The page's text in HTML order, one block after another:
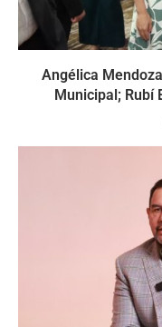
Angélica
Municipal; Rubí